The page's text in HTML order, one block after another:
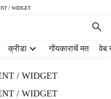
/ WIDGET
क्रीडा गोंयकाराचें मत वेब
/ WIDGET
/ WIDGET